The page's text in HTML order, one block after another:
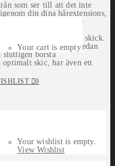
Your cart is empty.
0
Your wishlist is empty.
View Wishlist
som ser till att det inte
din dina hårextensions,
den rekommenderade
Hair eftervård och det
och i optimalt skick.
hårtopparna, föra att sedan
slutligen borsta
optimalt skic, har även ett